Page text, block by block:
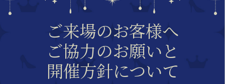
ご来場のお客様へ
ご協力のお願いと
開催方針について